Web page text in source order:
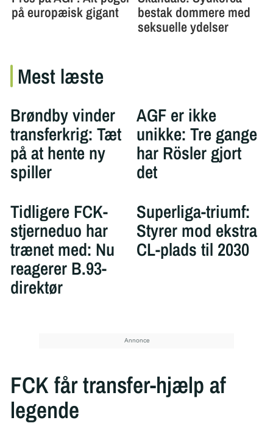
Mest læste
Brøndby vinder
transferkrig: Tæt
på at hente ny
spiller
AGF er ikke
unikke: Tre gange
har Rösler gjort
det
Tidligere FCK-
stjerneduo har
trænet med: Nu
reagerer B.93-
direktør
Superliga-triumf:
Styrer mod ekstra
CL-plads til 2030
FCK får transfer-hjælp af
legende